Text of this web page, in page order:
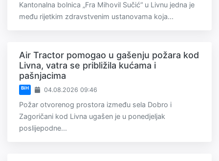
Kantonalna bolnica „Fra Mihovil Sučić“ u Livnu jedna je
među rijetkim zdravstvenim ustanovama koja...
Air Tractor pomogao u gašenju požara kod
Livna, vatra se približila kućama i
pašnjacima
BiH 04.08.2026 09:46
Požar otvorenog prostora između sela Dobro i
Zagoričani kod Livna ugašen je u ponedjeljak
poslijepodne...